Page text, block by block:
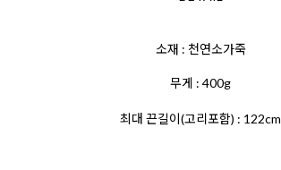
소재 : 천연소가죽
무게 : 400g
최대 끈길이(고리포함) : 122cm